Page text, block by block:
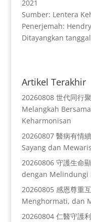
2021
Sumber: Lentera
Penerjemah:
Ditayangkan
Artikel Terakhir
20260808 世代同行
Melangkah
Keharmonisan
20260807 醫病有情
Sayang dan
20260806 守護生命
dengan Melindungi
20260805 感恩尊重
Menghormati, dan
20260804 仁醫守護